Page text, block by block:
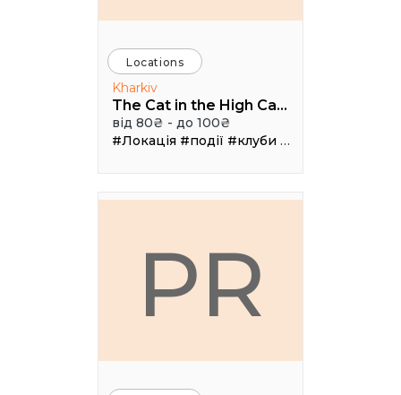
Locations
Kharkiv
The Cat in the High Castle
від 80₴ - до 100₴
#Локація #події #клуби #Зал
PR